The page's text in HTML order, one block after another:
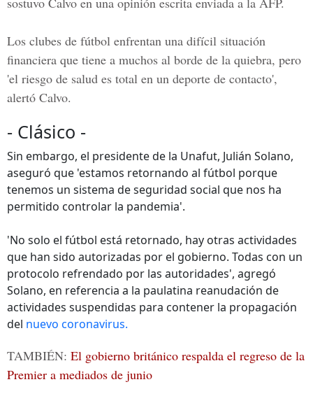
Los clubes de fútbol enfrentan una difícil situación
financiera que tiene a muchos al borde de la quiebra, pero
'el riesgo de salud es total en un deporte de contacto',
alertó Calvo.
- Clásico -
Sin embargo, el presidente de la Unafut, Julián Solano,
aseguró que 'estamos retornando al fútbol porque
tenemos un sistema de seguridad social que nos ha
permitido controlar la pandemia'.
'No solo el fútbol está retornado, hay otras actividades
que han sido autorizadas por el gobierno. Todas con un
protocolo refrendado por las autoridades', agregó
Solano, en referencia a la paulatina reanudación de
actividades suspendidas para contener la propagación
del nuevo coronavirus.
TAMBIÉN: El gobierno británico respalda el regreso de la
Premier a mediados de junio